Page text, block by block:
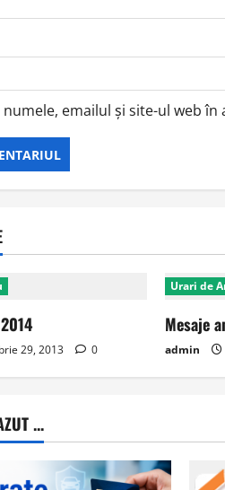
numele, emailul și site-ul web
29, 2013 0
Urari de
Mesaje
admin
...